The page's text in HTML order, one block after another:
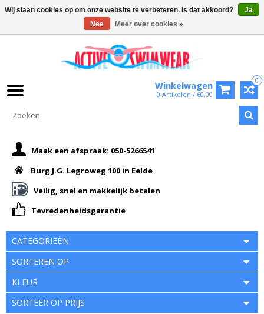
0
Winkelwagen
0 Artikelen / €0,00
Maak een afspraak: 050-5266541
Burg J.G. Legroweg 100 in Eelde
Veilig, snel en makkelijk betalen
Tevredenheidsgarantie
CATEGORIEËN
SORTEREN OP
KLEUR
SORTEER OP PRIJS
Wij slaan cookies op om onze website te verbeteren. Is dat akkoord?
Ja
Nee
Meer over cookies »